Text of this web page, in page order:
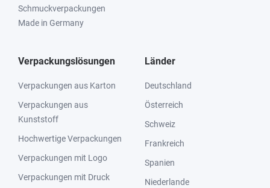
Schmuckverpackungen
Made in Germany
Verpackungslösungen
Verpackungen aus Karton
Verpackungen aus
Kunststoff
Hochwertige Verpackungen
Verpackungen mit Logo
Verpackungen mit Druck
Länder
Deutschland
Österreich
Schweiz
Frankreich
Spanien
Niederlande